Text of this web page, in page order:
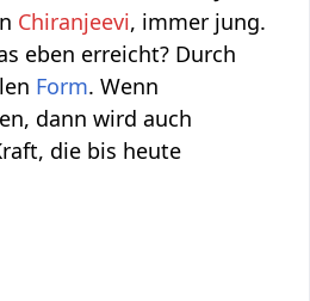
Chiranjeevi, immer jung.
eben erreicht? Durch
Form. Wenn
dann wird auch
die bis heute